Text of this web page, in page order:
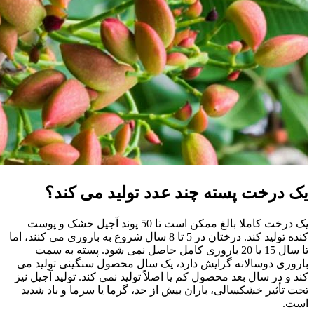
یک درخت پسته چند عدد تولید می کند؟
یک درخت کاملا بالغ ممکن است تا 50 پوند آجیل خشک و پوست
کنده تولید کند. درختان در 5 تا 8 سال شروع به باروری می کنند، اما
تا سال 15 یا 20 باروری کامل حاصل نمی شود. پسته به سمت
باروری دوسالانه گرایش دارد، یک سال محصول سنگینی تولید می
کند و در سال بعد محصول کم یا اصلاً تولید نمی کند. تولید آجیل نیز
تحت تأثیر خشکسالی، باران بیش از حد، گرما یا سرما و باد شدید
است.